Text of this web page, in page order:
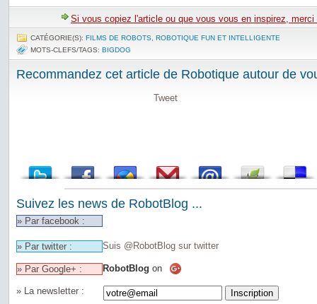
Si vous copiez l'article ou que vous vous en inspirez,
CATÉGORIE(S): FILMS DE ROBOTS ROBOTIQUE FUN ET INTELLIGENTE
MOTS-CLEFS/TAGS: BIGDOG
Recommandez cet article de Robotique autour de
Tweet
Suivez les news de RobotBlog ...
» Par facebook :
» Par twitter : Suis @RobotBlog sur twitter
» Par Google+ : RobotBlog on
» La newsletter :